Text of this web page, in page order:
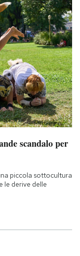
scandalo per
piccola sottocultura
le derive delle